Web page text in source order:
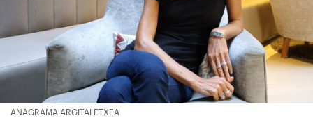
ANAGRAMA ARGITALETXEA